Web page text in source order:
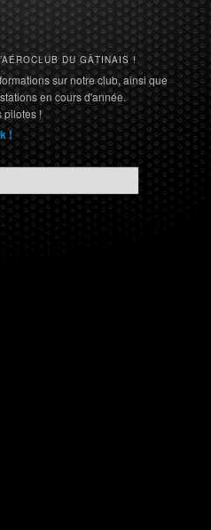
DU GÂTINAIS !
sur notre club, ainsi que
en cours d'année.
pilotes !
!